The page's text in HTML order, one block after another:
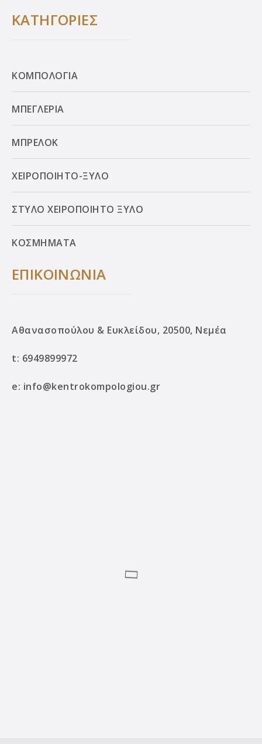
ΚΑΤΗΓΟΡΙΕΣ
ΚΟΜΠΟΛΟΓΙΑ
ΜΠΕΓΛΕΡΙΑ
ΜΠΡΕΛΟΚ
ΧΕΙΡΟΠΟΙΗΤΟ-ΞΥΛΟ
ΣΤΥΛΟ ΧΕΙΡΟΠΟΙΗΤΟ ΞΥΛΟ
ΚΟΣΜΗΜΑΤΑ
ΕΠΙΚΟΙΝΩΝΙΑ
Αθανασοπούλου & Ευκλείδου, 20500, Νεμέα
t: 6949899972
e: info@kentrokompologiou.gr